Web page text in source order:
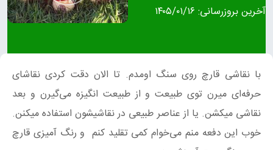
آخرین بروزرسانی: ۱۴۰۵/۰۱/۱۶
با نقاشی قارچ روی سنگ اومدم. تا الان دقت کردی نقاشای
حرفه‌ای میرن توی طبیعت و از طبیعت انگیزه می‌گیرن و بعد
نقاشی میکشن. یا از عناصر طبیعی در نقاشیشون استفاده میکنن.
خوب این دفعه منم می‌خوام کمی تقلید کنم و رنگ آمیزی قارچ